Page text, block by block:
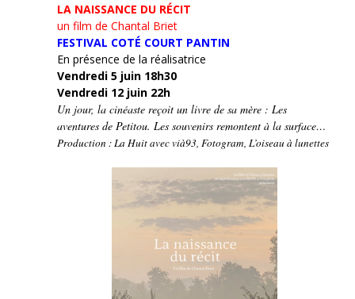
LA NAISSANCE DU RÉCIT
un film de Chantal Briet
FESTIVAL COTÉ COURT PANTIN
En présence de la réalisatrice
Vendredi 5 juin 18h30
Vendredi 12 juin 22h
Un jour, la cinéaste reçoit un livre de sa mère : Les
aventures de Petitou. Les souvenirs remontent à la surface…
Production : La Huit avec vià93, Fotogram, L’oiseau à lunettes